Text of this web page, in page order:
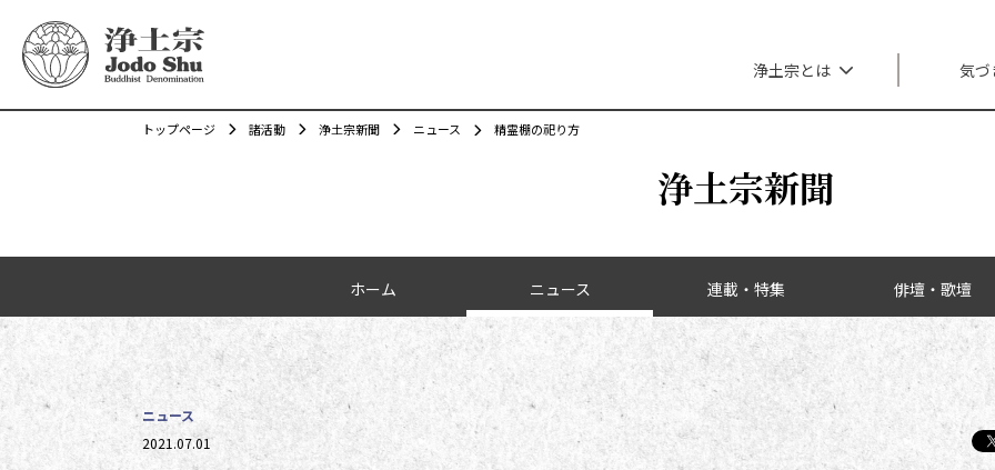
メインナビゲーション
浄土宗とは 気づ
浄土宗新聞
トップページ 諸活動 浄土宗新聞 ニュース 精霊棚の祀り方
ホーム ニュース 連載・特集 俳壇・歌壇
ニュース
投稿日時
2021.07.01